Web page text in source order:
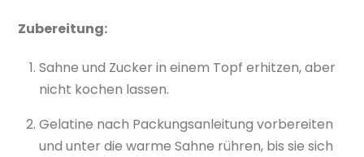
Zubereitung:
Sahne und Zucker in einem Topf erhitzen, aber
nicht kochen lassen.
Gelatine nach Packungsanleitung vorbereiten
und unter die warme Sahne rühren, bis sie sich